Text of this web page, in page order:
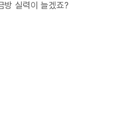
방 실력이 늘겠죠?